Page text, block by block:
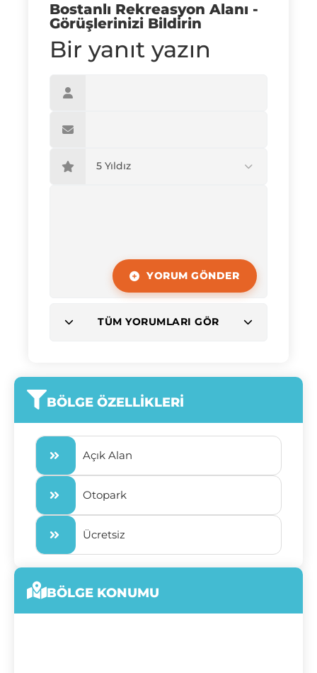
Bostanlı Rekreasyon Alanı -
Görüşlerinizi Bildirin
Bir yanıt yazın
TÜM YORUMLARI GÖR
BÖLGE ÖZELLIKLERI
Açık Alan
Otopark
Ücretsiz
BÖLGE KONUMU